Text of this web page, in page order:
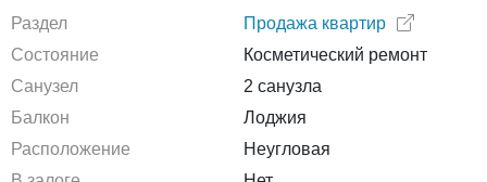
Раздел
Продажа квартир
Состояние
Косметический ремонт
Санузел
2 санузла
Балкон
Лоджия
Расположение
Неугловая